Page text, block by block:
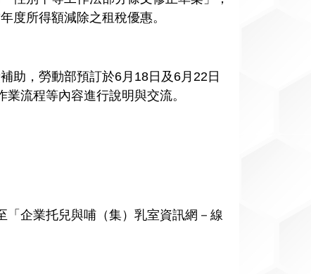
度所得額減除之租稅優惠。
助，勞動部預訂於6月18日及6月22日
流程等內容進行說明與交流。
企業托兒與哺（集）乳室資訊網－線